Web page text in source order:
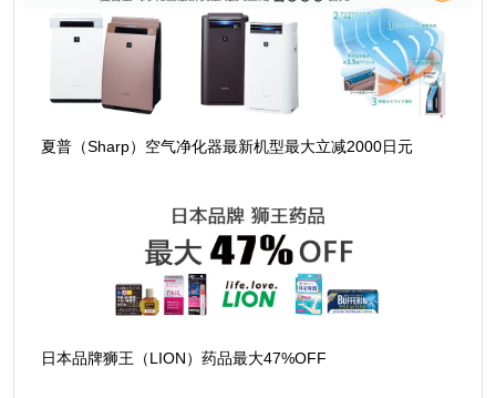
夏普（Sharp）空气净化器最新机型最大立减2000日元
日本品牌狮王（LION）药品最大47%OFF